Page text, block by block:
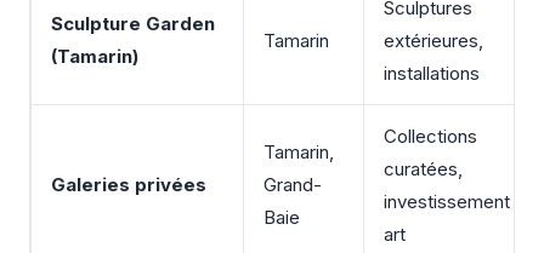
Sculpture Garden
(Tamarin)
Tamarin
Sculptures
extérieures,
installations
Galeries privées
Tamarin,
Grand-
Baie
Collections
curatées,
investissement
art